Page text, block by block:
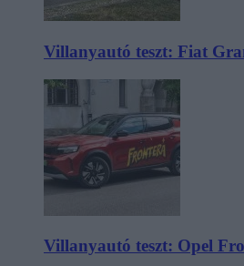
Villanyautó teszt: Fiat
Villanyautó teszt: Opel